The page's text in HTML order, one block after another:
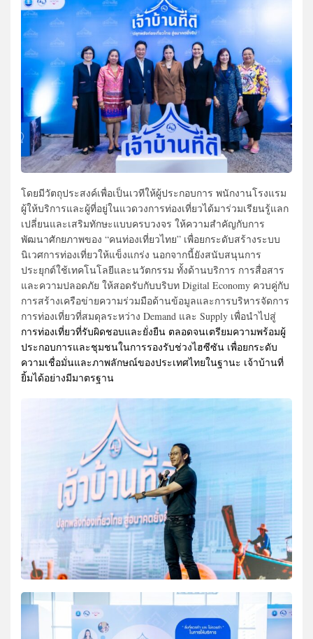
โดยมีวัตถุประสงค์เพื่อเป็นเวทีให้ผู้ประกอบการ พนักงานโรงแรม
ผู้ให้บริการและผู้ที่อยู่ในแวดวงการท่องเที่ยวได้มาร่วมเรียนรู้แลก
เปลี่ยนและเสริมทักษะแบบครบวงจร ให้ความสำคัญกับการ
พัฒนาศักยภาพของ “คนท่องเที่ยวไทย” เพื่อยกระดับสร้างระบบ
นิเวศการท่องเที่ยวให้แข็งแกร่ง นอกจากนี้ยังสนับสนุนการ
ประยุกต์ใช้เทคโนโลยีและนวัตกรรม ทั้งด้านบริการ การสื่อสาร
และความปลอดภัย ให้สอดรับกับบริบท Digital Economy ควบคู่กับ
การสร้างเครือข่ายความร่วมมือด้านข้อมูลและการบริหารจัดการ
การท่องเที่ยวที่สมดุลระหว่าง Demand และ Supply เพื่อนำไปสู่
การท่องเที่ยวที่รับผิดชอบและยั่งยืน ตลอดจนเตรียมความพร้อมผู้
ประกอบการและชุมชนในการรองรับช่วงไฮซีซัน เพื่อยกระดับ
ความเชื่อมั่นและภาพลักษณ์ของประเทศไทยในฐานะ เจ้าบ้านที่
ยิ้มได้อย่างมีมาตรฐาน